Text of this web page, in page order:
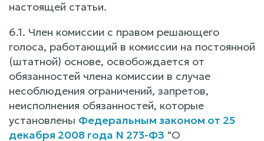
настоящей статьи.
6.1. Член комиссии с правом решающего
голоса, работающий в комиссии на постоянной
(штатной) основе, освобождается от
обязанностей члена комиссии в случае
несоблюдения ограничений, запретов,
неисполнения обязанностей, которые
установлены Федеральным законом от 25
декабря 2008 года N 273-ФЗ "О